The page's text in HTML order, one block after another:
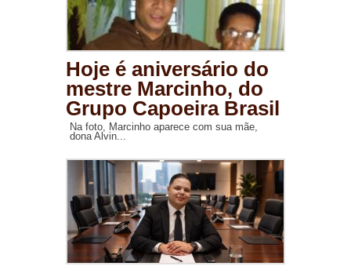
Hoje é aniversário do
mestre Marcinho, do
Grupo Capoeira Brasil
Na foto, Marcinho aparece com sua mãe,
dona Alvin...